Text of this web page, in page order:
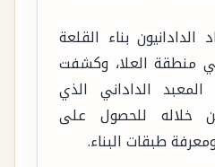
الدادانيون بناء القلعة
منطقة العلا، وكشفت
الداداني الذي
خلاله للحصول على
طبقات البناء.